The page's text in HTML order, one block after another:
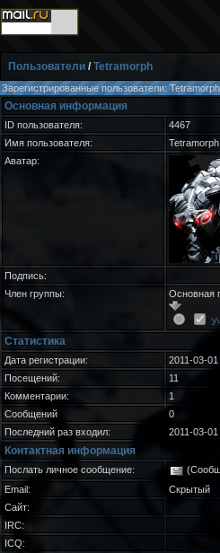
Пользователи /Tetramorph
Зарегистрированные пользователи: Tetramorph
Основная информация
ID пользователя:
4467
Имя пользователя:
Tetramorph
Аватар:
Подпись:
Член группы:
Основная
Статистика
Дата регистрации:
2011-03-
Посещений:
11
Комментарии:
1
Сообщений
0
Последний раз входил:
2011-03-
Контактная информация
Послать личное сообщение:
Email:
Скрытый
Сайт:
IRC:
ICQ: